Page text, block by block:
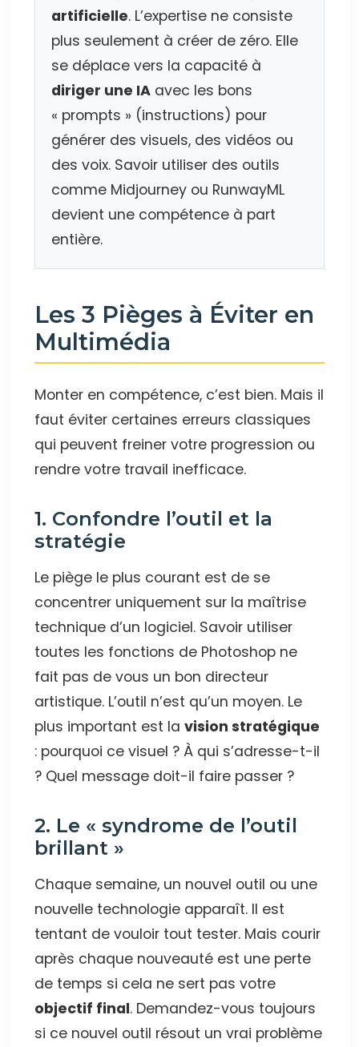
artificielle. L’expertise ne consiste
plus seulement à créer de zéro. Elle
se déplace vers la capacité à
diriger une IA avec les bons
« prompts » (instructions) pour
générer des visuels, des vidéos ou
des voix. Savoir utiliser des outils
comme Midjourney ou RunwayML
devient une compétence à part
entière.
Les 3 Pièges à Éviter en
Multimédia
Monter en compétence, c’est bien. Mais il
faut éviter certaines erreurs classiques
qui peuvent freiner votre progression ou
rendre votre travail inefficace.
1. Confondre l’outil et la
stratégie
Le piège le plus courant est de se
concentrer uniquement sur la maîtrise
technique d’un logiciel. Savoir utiliser
toutes les fonctions de Photoshop ne
fait pas de vous un bon directeur
artistique. L’outil n’est qu’un moyen. Le
plus important est lavision stratégique
: pourquoi ce visuel ? À qui s’adresse-t-il
? Quel message doit-il faire passer ?
2. Le « syndrome de l’outil
brillant »
Chaque semaine, un nouvel outil ou une
nouvelle technologie apparaît. Il est
tentant de vouloir tout tester. Mais courir
après chaque nouveauté est une perte
de temps si cela ne sert pas votre
objectif final. Demandez-vous toujours
si ce nouvel outil résout un vrai problème